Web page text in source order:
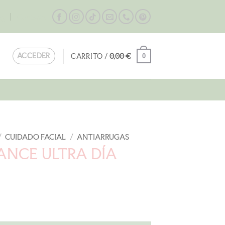
ACCEDER CARRITO /0,00€ 0
CUIDADO FACIAL / ANTIARRUGAS
ULTRA DÍA